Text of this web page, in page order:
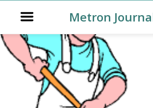
Open main menuMetron